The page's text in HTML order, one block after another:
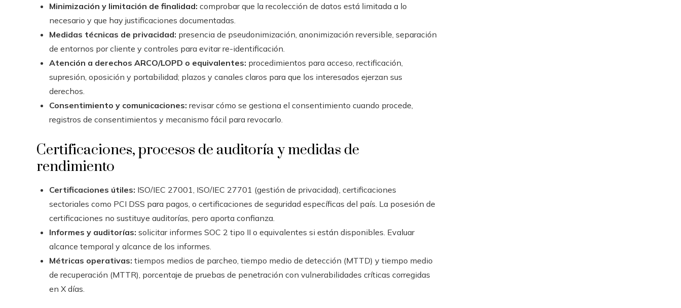
Minimización y limitación de finalidad: comprobar que la recolección de datos está limitada a lo
necesario y que hay justificaciones documentadas.
Medidas técnicas de privacidad: presencia de pseudonimización, anonimización reversible, separación
de entornos por cliente y controles para evitar re-identificación.
Atención a derechos ARCO/LOPD o equivalentes: procedimientos para acceso, rectificación,
supresión, oposición y portabilidad; plazos y canales claros para que los interesados ejerzan sus
derechos.
Consentimiento y comunicaciones: revisar cómo se gestiona el consentimiento cuando procede,
registros de consentimientos y mecanismo fácil para revocarlo.
Certificaciones, procesos de auditoría y medidas de
rendimiento
Certificaciones útiles: ISO/IEC 27001, ISO/IEC 27701 (gestión de privacidad), certificaciones
sectoriales como PCI DSS para pagos, o certificaciones de seguridad específicas del país. La posesión de
certificaciones no sustituye auditorías, pero aporta confianza.
Informes y auditorías: solicitar informes SOC 2 tipo II o equivalentes si están disponibles. Evaluar
alcance temporal y alcance de los informes.
Métricas operativas: tiempos medios de parcheo, tiempo medio de detección (MTTD) y tiempo medio
de recuperación (MTTR), porcentaje de pruebas de penetración con vulnerabilidades críticas corregidas
en X días.